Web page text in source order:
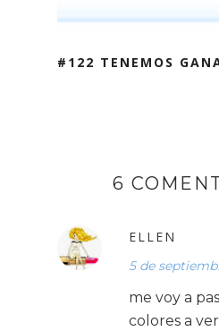
#122 TENEMOS
6
ELLEN
5 de
me voy a
colores a